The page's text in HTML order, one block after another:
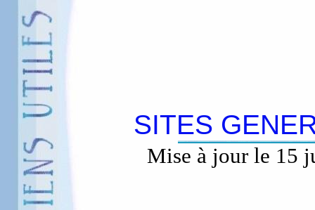
SITES
Mise à jour le 15